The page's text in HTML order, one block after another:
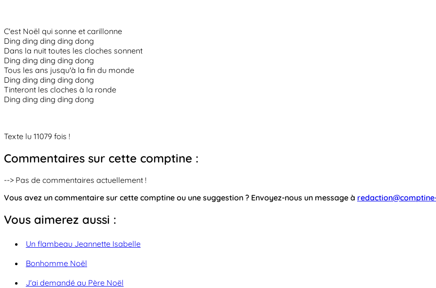
C'est Noël qui sonne et carillonne
Ding ding ding ding dong
Dans la nuit toutes les cloches sonnent
Ding ding ding ding dong
Tous les ans jusqu'à la fin du monde
Ding ding ding ding dong
Tinteront les cloches à la ronde
Ding ding ding ding dong
Texte lu 11079 fois !
Commentaires sur cette comptine :
--> Pas de commentaires actuellement !
Vous avez un commentaire sur cette comptine ou une suggestion ? Envoyez-nous un message à
Vous aimerez aussi :
Un flambeau Jeannette Isabelle
Bonhomme Noël
J'ai demandé au Père Noël